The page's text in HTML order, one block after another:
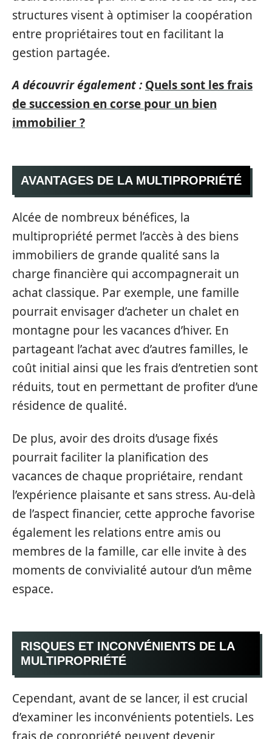
structures visent à optimiser la coopération
entre propriétaires tout en facilitant la
gestion partagée.
A découvrir également : Quels sont les frais
de succession en corse pour un bien
immobilier ?
AVANTAGES DE LA MULTIPROPRIÉTÉ
Alcée de nombreux bénéfices, la
multipropriété permet l’accès à des biens
immobiliers de grande qualité sans la
charge financière qui accompagnerait un
achat classique. Par exemple, une famille
pourrait envisager d’acheter un chalet en
montagne pour les vacances d’hiver. En
partageant l’achat avec d’autres familles, le
coût initial ainsi que les frais d’entretien sont
réduits, tout en permettant de profiter d’une
résidence de qualité.
De plus, avoir des droits d’usage fixés
pourrait faciliter la planification des
vacances de chaque propriétaire, rendant
l’expérience plaisante et sans stress. Au-delà
de l’aspect financier, cette approche favorise
également les relations entre amis ou
membres de la famille, car elle invite à des
moments de convivialité autour d’un même
espace.
RISQUES ET INCONVÉNIENTS DE LA
MULTIPROPRIÉTÉ
Cependant, avant de se lancer, il est crucial
d’examiner les inconvénients potentiels. Les
frais de copropriété peuvent devenir